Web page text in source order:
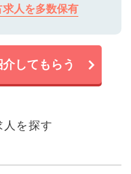
人を多数保有
してもらう
を探す